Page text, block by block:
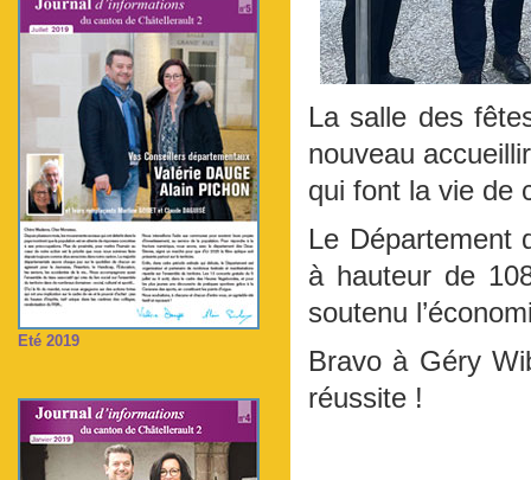
Eté 2019
La salle des
nouveau
qui font la vie de
Le Département
à hauteur de
soutenu
Bravo à Géry
réussite !